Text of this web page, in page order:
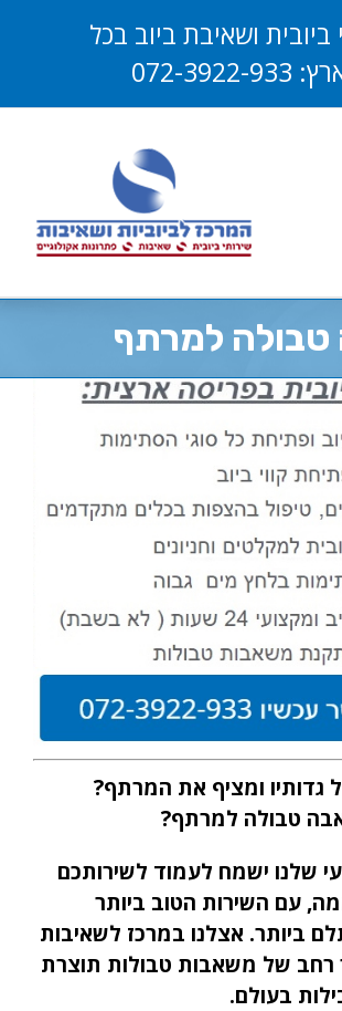
ביובית ושאיבת ביוב בכל
072-3922-933
למרתף
גדותיו ומציף את המרתף?
טבולה למרתף?
שלנו ישמח לעמוד לשירותכם
עם השירות הטוב ביותר
ביותר. אצלנו במרכז לשאיבות
של משאבות טבולות תוצרת
בעולם.
פתח